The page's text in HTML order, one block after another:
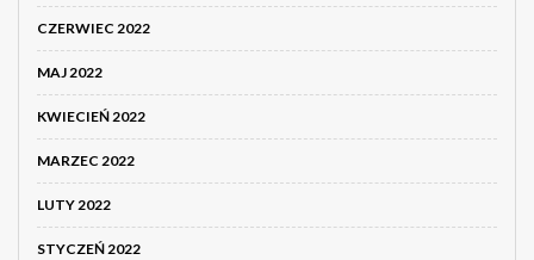
CZERWIEC 2022
MAJ 2022
KWIECIEŃ 2022
MARZEC 2022
LUTY 2022
STYCZEŃ 2022